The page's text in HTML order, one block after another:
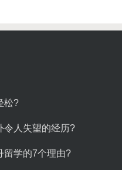
松?
令人失望的经历?
留学的7个理由?